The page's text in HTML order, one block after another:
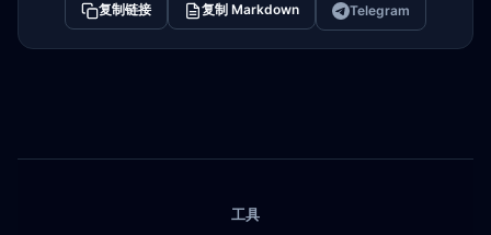
复制链接 复制 Markdown Telegram
工具